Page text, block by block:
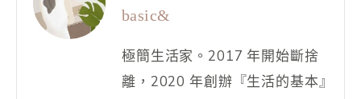
basic&
極簡生活家。2017 年開始斷捨
離，2020 年創辦『生活的基本』